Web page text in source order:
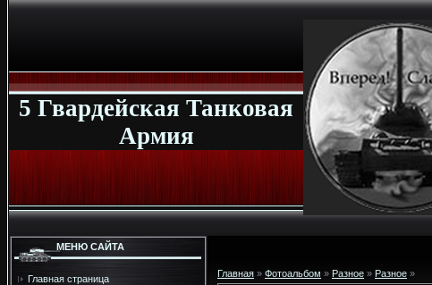
5 Гвардейская Танковая
Армия
МЕНЮ САЙТА
Главная страница
Главная » Фотоальбом » Разное » Разное »